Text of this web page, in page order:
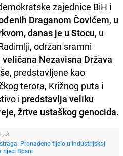
zajednice BiH i
Draganom Čovićem, u
danas je u Stocu, u
održan sramni
veličana Nezavisna Država
predstavljene kao
terora, Križnog puta i
i predstavlja veliku
žrtve ustaškog genocida.
Pronađeno tijelo u industrijskoj
rijeci Bosni